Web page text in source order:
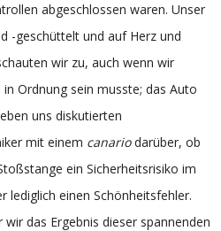
abgeschlossen waren. Unser
-geschüttelt und auf Herz und
wir zu, auch wenn wir
Ordnung sein musste; das Auto
uns diskutierten
mit einem canariodarüber, ob
ein Sicherheitsrisiko im
lediglich einen Schönheitsfehler.
das Ergebnis dieser spannenden